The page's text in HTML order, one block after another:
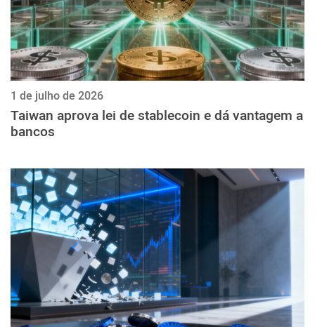
1 de julho de 2026
Taiwan aprova lei de stablecoin e dá vantagem a
bancos